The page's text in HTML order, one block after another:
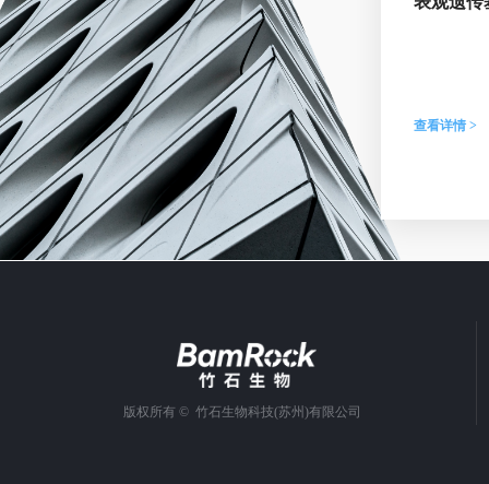
查看详情 >
版权所有 © 竹石生物科技(苏州)有限公司